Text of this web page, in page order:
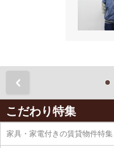
こだわり特集
家具・家電付きの賃貸物件特集